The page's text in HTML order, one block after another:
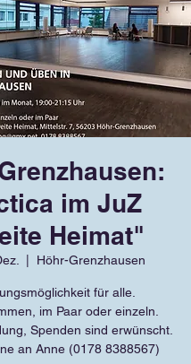
im JuZ
Heimat"
Höhr-Grenzhausen
für alle.
im Paar oder einzeln.
Spenden sind erwünscht.
an Anne (0178 8388567)